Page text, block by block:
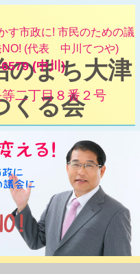
のまち大津
くる会
す市政に! 市民のための議
NO! (代表 中川てつや)
(中川)
二丁目８番２号